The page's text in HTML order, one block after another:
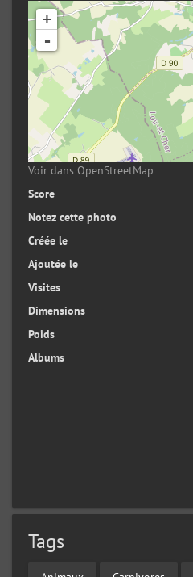
+
-
Voir dans OpenStreetMap
Score
Notez cette photo
Créée le
Ajoutée le
Visites
Dimensions
Poids
Albums
Tags